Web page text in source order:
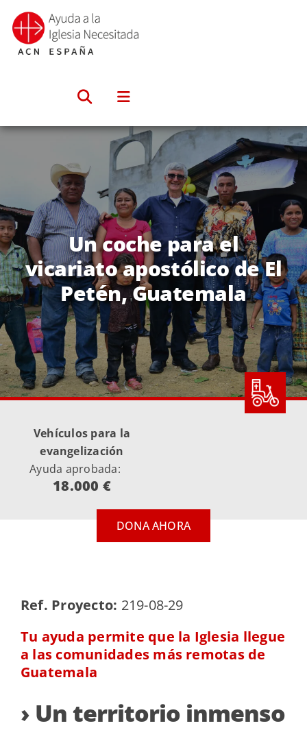
Saltar
contenido
Un coche para el
vicariato apostólico de El
Petén, Guatemala
Vehículos para la
evangelización
Ayuda aprobada:
18.000 €
DONA AHORA
Ref. Proyecto: 219-08-29
Tu ayuda permite que la Iglesia llegue
a las comunidades más remotas de
Guatemala
› Un territorio inmenso